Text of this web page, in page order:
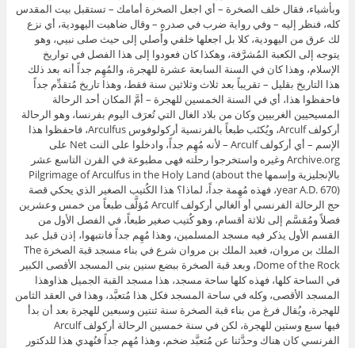
وبأشياء، فقال خلف الصخرة – أي اجعل الصخرة أمامك – تستقبل بيت المقدس
كله، فنظر إليه – وفي رواية ضرب في صدره – وقال ضاهيت اليهودية، أي نزع
لك عرق من اليهودية، كلا بل اجعلها خلفي وأُصلي إلى حيث صلى نبيي، وهو
يتوجه إلى الكعبة المُشرَّفة، وهكذا كان فعودوا إلى هذا الفصل في تواريخ
الإسلام، وهذا كان في السنة السابعة عشرة للهجرة، والمُهِم جداً أنه بعد ذلك
هذا التاريخ بقليل – تقريباً بعد ثلاث وثلاثين سنة فقط، وهذا تاريخ مُتقدِّم جداً
فاحفظوا هذا، أي في السنة الخمسين للهجرة – أمَّ المكان أحد الرحالة
المسيحيين الغربيين وكان من بلاد الغال التي تُعرَف اليوم بفرنسا، وهو الرحالة
أركولف Arculf، ويُكتَب طبعاً بالفرنسية أركولوفوس Arculfus، فاحفظوا هذا
الإسم – أي أركولف Arculf – لأنه مُهِم جداً، وادخلوا على النت Net على
Archive.org وغيره واستخرجوا رحلته فهى مطبوعة في القرن التاسع عشر
بالإنجليزية وإسمها Pilgrimage of Arculfus in the Holy Land (about the
year A.D. 670)، فهذه مُهِمة جداً، لماذا؟ هذا الكُتيب الصغير الذي يحكي قصة
حج الرحالة الفرنسي أو الغالي أركولف Arculf مُؤلَّف طبعاً من خمس وعشرين
فصلاً ومُقسَّم إلى ثلاثة أقسام، وهو كُتيب صغير طبعاً، في الفصل الأول من
القسم الأول يذكر فيه مسجد المسلمين، وهذا مُهِم جداً فانتبهوا، إذن قبل عبد
الملك بن مروان، فعبد الملك بن مروان شرع في بناء مسجد قبة الصخرة The
Dome of the Rock، وبعد قبة الصخرة ببضع سنين بنى المسجد الأقصى الكبير
في الساحة كلها، فهذه كلها ساحة مسجد، هذا مسجد القبة الجميل هذاوهذا
المسجد الأقصى، وكله في ساحة المسجد فكل هذا مُتعبَّد، وهذا في العقد الثامن
للهجرة، ويُقال فرغ من بناء قبة الصخرة سنة ثنتين وسبعين للهجرة بعد أن بدأ
فيها سبع وستين للهجرة، لكن في سنة خمسين الرحالة أركولف Arculf
الفرنسي كان هناك وحدَّثنا عن مُتعبَّد ضخم، وهذا مُهِم جداً فنُهدي هذا للدكتور